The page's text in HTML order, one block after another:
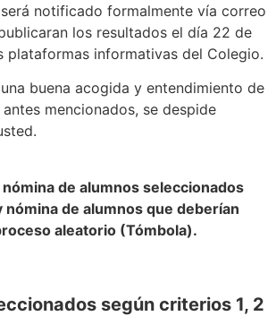
notificado formalmente vía correo
los resultados el día 22 de
plataformas informativas del Colegio.
buena acogida y entendimiento de
mencionados, se despide
de alumnos seleccionados
de alumnos que deberían
aleatorio (Tómbola).
según criterios 1, 2